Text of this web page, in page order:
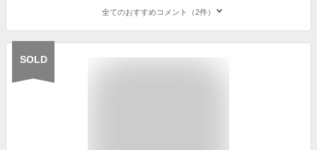
全てのおすすめコメント（2件）
SOLD